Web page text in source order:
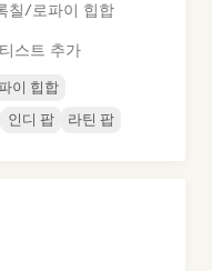
칠/로파이 힙합
스트 추가
이 힙합
인디 팝 라틴 팝